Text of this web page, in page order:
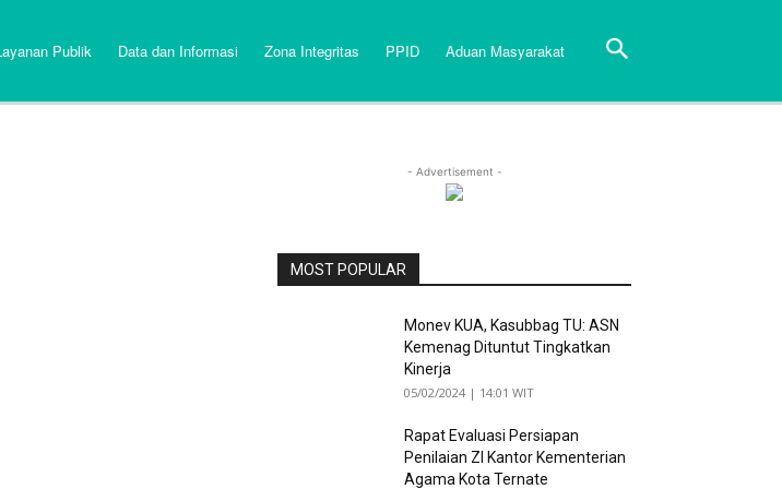
Publik Data dan Informasi Zona Integritas PPID Aduan Masyarakat
- Advertisement -
MOST POPULAR
Monev KUA, Kasubbag TU: ASN
Kemenag Dituntut Tingkatkan
Kinerja
05/02/2024 | 14:01 WIT
Rapat Evaluasi Persiapan
Penilaian ZI Kantor Kementerian
Agama Kota Ternate